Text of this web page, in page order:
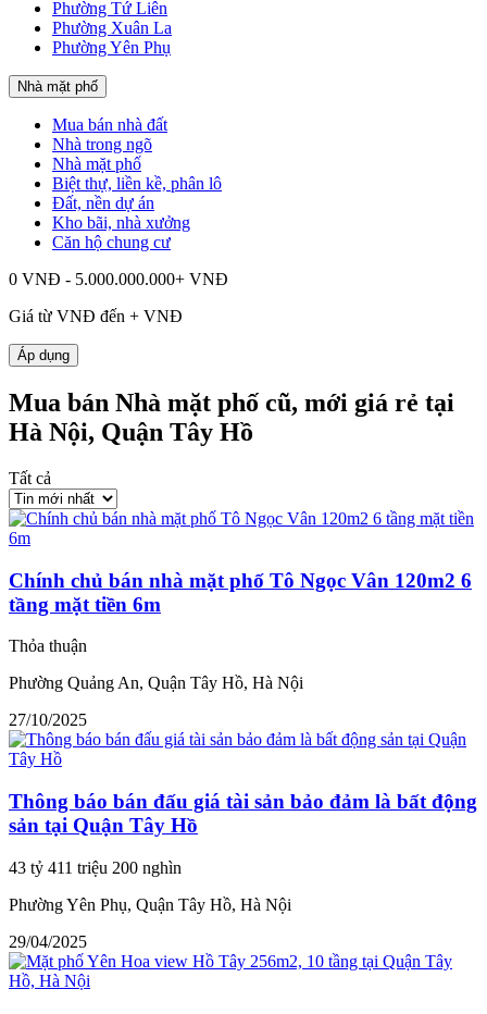
Phường Tứ Liên
Phường Xuân La
Phường Yên Phụ
Nhà mặt phố
Mua bán nhà đất
Nhà trong ngõ
Nhà mặt phố
Biệt thự, liền kề, phân lô
Đất, nền dự án
Kho bãi, nhà xưởng
Căn hộ chung cư
0 VNĐ - 5.000.000.000+ VNĐ
Giá từ VNĐ đến + VNĐ
Áp dụng
Mua bán Nhà mặt phố cũ, mới giá rẻ tại
Hà Nội, Quận Tây Hồ
Tất cả
Chính chủ bán nhà mặt phố Tô Ngọc Vân 120m2 6
tầng mặt tiền 6m
Thỏa thuận
Phường Quảng An, Quận Tây Hồ, Hà Nội
27/10/2025
Thông báo bán đấu giá tài sản bảo đảm là bất động
sản tại Quận Tây Hồ
43 tỷ 411 triệu 200 nghìn
Phường Yên Phụ, Quận Tây Hồ, Hà Nội
29/04/2025